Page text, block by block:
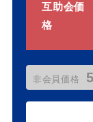
互助会価
格
非会員価格